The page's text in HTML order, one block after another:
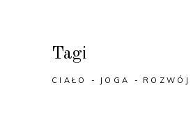
Tagi
CIAŁO JOGA ROZWÓJ